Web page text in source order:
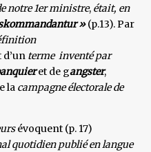
notre 1er ministre, était, en
»(p.13). Par
d’un terme inventé par
et de gangster,
la campagne électorale de
évoquent (p. 17)
quotidien publié en langue